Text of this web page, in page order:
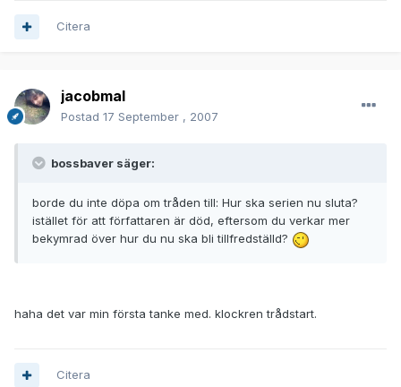
Citera
jacobmal
Postad 17 September , 2007
bossbaver säger:
borde du inte döpa om tråden till: Hur ska serien nu sluta?
istället för att författaren är död, eftersom du verkar mer
bekymrad över hur du nu ska bli tillfredställd?
haha det var min första tanke med. klockren trådstart.
Citera